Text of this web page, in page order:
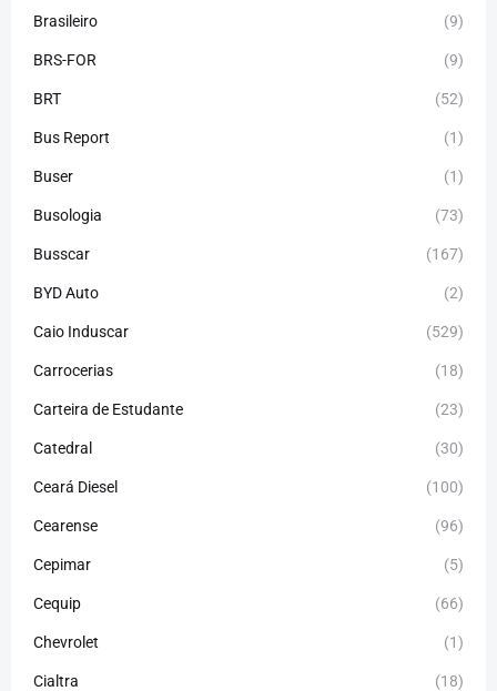
Brasileiro (9)
BRS-FOR (9)
BRT (52)
Bus Report (1)
Buser (1)
Busologia (73)
Busscar (167)
BYD Auto (2)
Caio Induscar (529)
Carrocerias (18)
Carteira de Estudante (23)
Catedral (30)
Ceará Diesel (100)
Cearense (96)
Cepimar (5)
Cequip (66)
Chevrolet (1)
Cialtra (18)